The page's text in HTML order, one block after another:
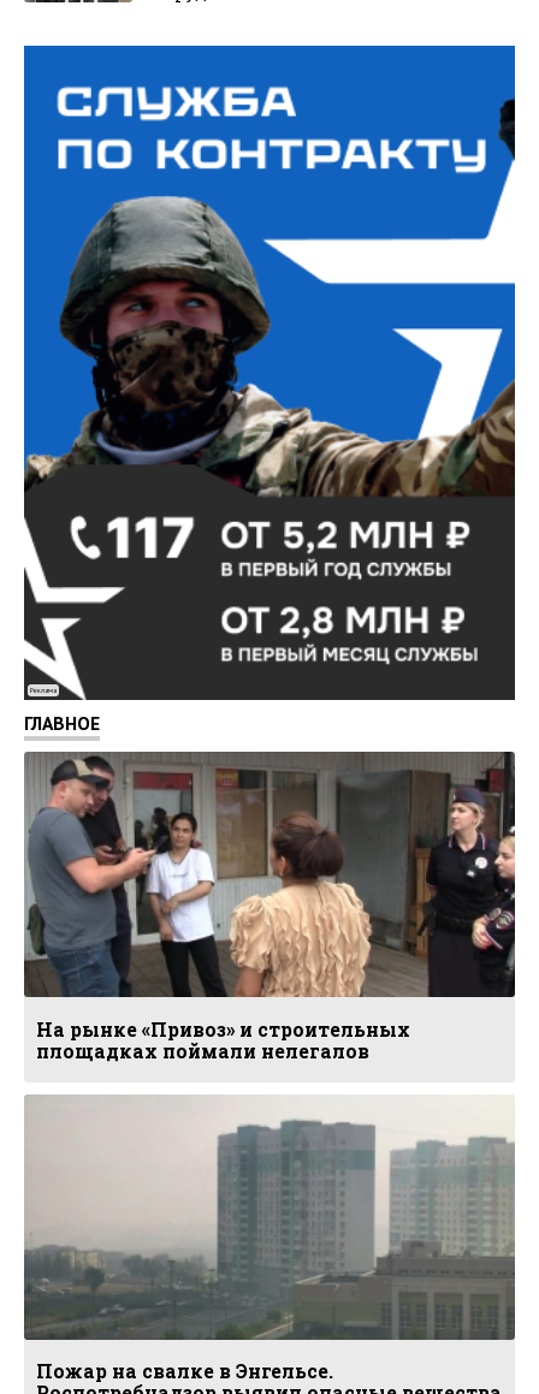
Реклама
ГЛАВНОЕ
На рынке «Привоз» и строительных
площадках поймали нелегалов
Пожар на свалке в Энгельсе.